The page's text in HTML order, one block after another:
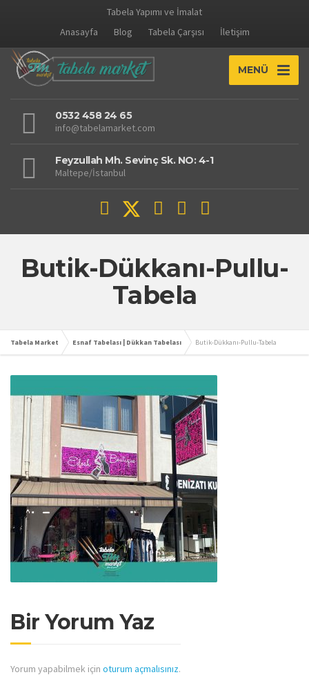
Tabela Yapımı ve İmalat
Anasayfa
Blog Tabela Çarşısı İletişim
MENÜ
0532 458 24 65
info@tabelamarket.com
Feyzullah Mh. Sevinç Sk. NO: 4-1
Maltepe/İstanbul
Butik-Dükkanı-Pullu-
Tabela
Tabela Market Esnaf Tabelası | Dükkan Tabelası Butik-Dükkanı-Pullu-Tabela
Bir Yorum Yaz
Yorum yapabilmek için oturum açmalısınız.